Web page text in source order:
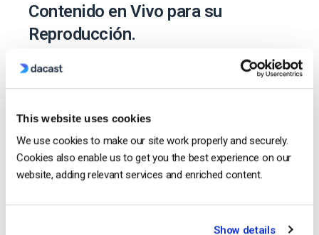
This website uses cookies
We use cookies to make our site work properly and securely.
Cookies also enable us to get you the best experience on our
website, adding relevant services and enriched content.
Show details
Contenido en Vivo para su
Reproducción.
Ponga su evento a disposición de los fans para que lo
vean después de que haya terminado el espectáculo
función graba su evento mientras se transmite en vivo
y lo sube automáticamente a su biblioteca de videos
bajo demanda. Es una forma estupenda de crear un
archivo de actuaciones tanto para los artistas como